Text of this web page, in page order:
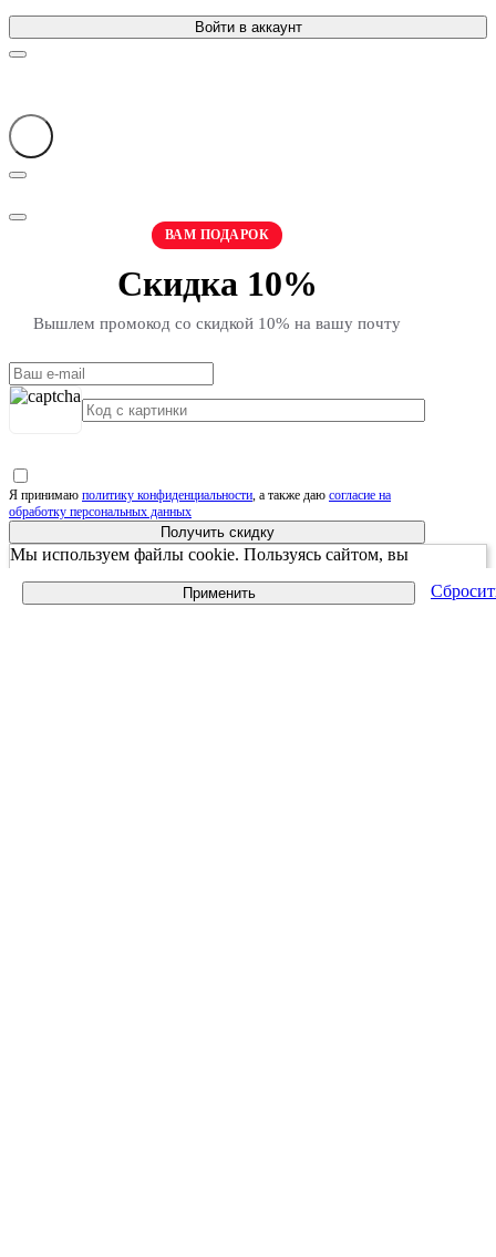
Применить
Войти в аккаунт
ВАМ ПОДАРОК
Скидка 10%
Вышлем промокод со скидкой 10% на вашу почту
Я принимаю политику конфиденциальности, а также даю согласие на
обработку персональных данных
Получить скидку
Мы используем файлы cookie. Пользуясь сайтом, вы